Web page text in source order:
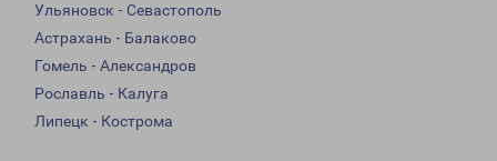
Ульяновск - Севастополь
Астрахань - Балаково
Гомель - Александров
Рославль - Калуга
Липецк - Кострома